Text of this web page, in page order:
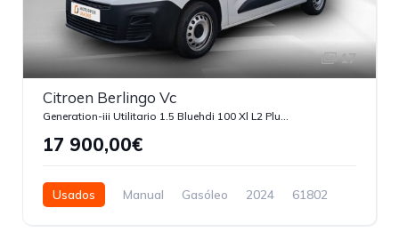
17
Citroen Berlingo Vc
Generation-iii Utilitario 1.5 Bluehdi 100 Xl L2 Plus Start-stop
17 900,00€
Usados Manual Gasóleo 2024
61802